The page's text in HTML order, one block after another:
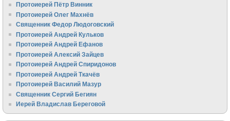
Протоиерей Пётр Винник
Протоиерей Олег Махнёв
Священник Федор Людоговский
Протоиерей Андрей Кульков
Протоиерей Андрей Ефанов
Протоиерей Алексий Зайцев
Протоиерей Андрей Спиридонов
Протоиерей Андрей Ткачёв
Протоиерей Василий Мазур
Священник Сергий Бегиян
Иерей Владислав Береговой